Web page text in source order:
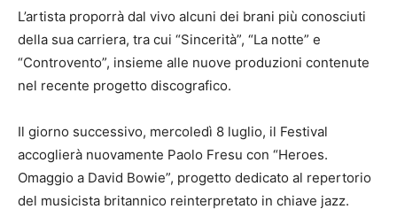
L’artista proporrà dal vivo alcuni dei brani più conosciuti
della sua carriera, tra cui “Sincerità”, “La notte” e
“Controvento”, insieme alle nuove produzioni contenute
nel recente progetto discografico.
Il giorno successivo, mercoledì 8 luglio, il Festival
accoglierà nuovamente Paolo Fresu con “Heroes.
Omaggio a David Bowie”, progetto dedicato al repertorio
del musicista britannico reinterpretato in chiave jazz.